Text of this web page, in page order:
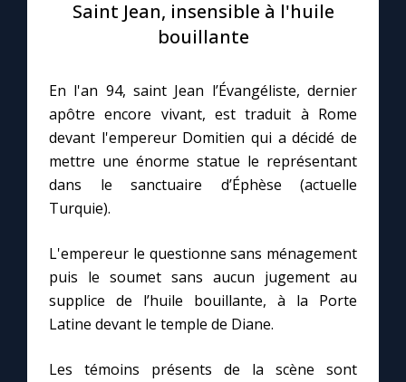
Le magazine
Le site internet
Questions-réponses
Prier au quotidien
Avec Thérèse de Lisieux
Saint Jean, insensible à l'huile
bouillante
En l'an 94, saint Jean l’Évangéliste, dernier
apôtre encore vivant, est traduit à Rome
devant l'empereur Domitien qui a décidé de
mettre une énorme statue le représentant
dans le sanctuaire d’Éphèse (actuelle
Turquie).
L'empereur le questionne sans ménagement
puis le soumet sans aucun jugement au
supplice de l’huile bouillante, à la Porte
Latine devant le temple de Diane.
Les témoins présents de la scène sont